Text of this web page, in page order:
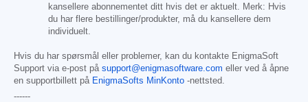
kansellere abonnementet ditt hvis det er aktuelt. Merk: Hvis
du har flere bestillinger/produkter, må du kansellere dem
individuelt.
Hvis du har spørsmål eller problemer, kan du kontakte EnigmaSoft
Support via e-post på support@enigmasoftware.com eller ved å åpne
en supportbillett på EnigmaSofts MinKonto -nettsted.
------